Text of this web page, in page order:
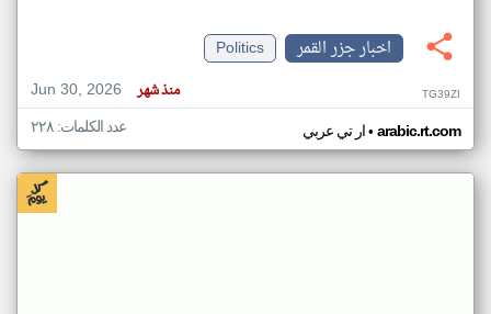
اخبار جزر القمر
Politics
Jun 30, 2026
منذ شهر TG39ZI
ار تي عربي• arabic.rt.com عدد الكلمات: ٢٢٨